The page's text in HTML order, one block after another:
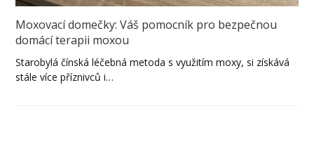
Moxovací domečky: Váš pomocník pro bezpečnou
domácí terapii moxou
Starobylá čínská léčebná metoda s využitím moxy, si získává
stále více příznivců i…